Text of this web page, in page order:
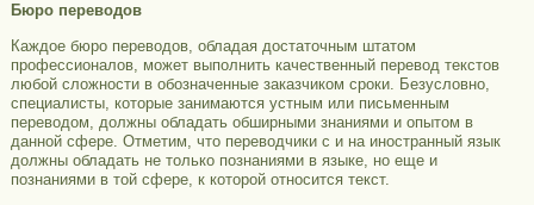
Бюро переводов
Каждое бюро переводов, обладая достаточным штатом
профессионалов, может выполнить качественный перевод текстов
любой сложности в обозначенные заказчиком сроки. Безусловно,
специалисты, которые занимаются устным или письменным
переводом, должны обладать обширными знаниями и опытом в
данной сфере. Отметим, что переводчики с и на иностранный язык
должны обладать не только познаниями в языке, но еще и
познаниями в той сфере, к которой относится текст.